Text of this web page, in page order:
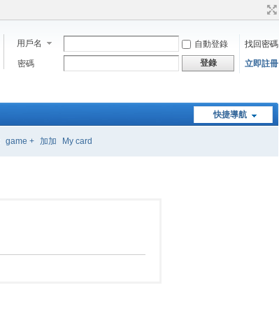
用戶名 自動登錄
找回密碼
密碼
登錄 立即註冊
快捷導航
game + 加加 My card